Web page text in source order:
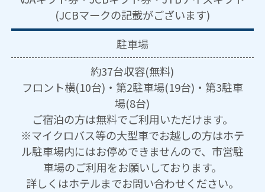
(JCBマークの記載がございます)
駐車場
約37台収容(無料)
フロント横(10台)・第2駐車場(19台)・第3駐車
場(8台)
ご宿泊の方は無料でご利用いただけます。
※マイクロバス等の大型車でお越しの方はホテ
ル駐車場内にはお停めできませんので、市営駐
車場のご利用をお願いしております。
詳しくはホテルまでお問い合わせください。